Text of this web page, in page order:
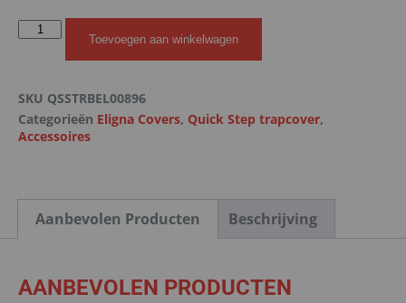
Toevoegen aan winkelwagen
SKU QSSTRBEL00896
Categorieën Eligna Covers, Quick Step trapcover,
Accessoires
Aanbevolen Producten Beschrijving
AANBEVOLEN PRODUCTEN